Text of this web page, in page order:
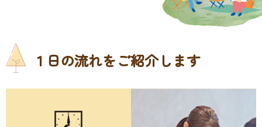
１日の流れをご紹介します